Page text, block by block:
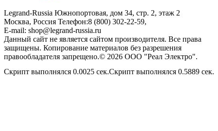
Legrand-Russia Южнопортовая, дом 34, стр. 2, этаж 2
Москва, Россия Телефон:8 (800) 302-22-59,
E-mail: shop@legrand-russia.ru
Данный сайт не является сайтом производителя. Все права
защищены. Копирование материалов без разрешения
правообладателя запрещено.© 2026 ООО "Реал Электро".
Скрипт выполнялся 0.0025 сек.Скрипт выполнялся 0.5889 сек.